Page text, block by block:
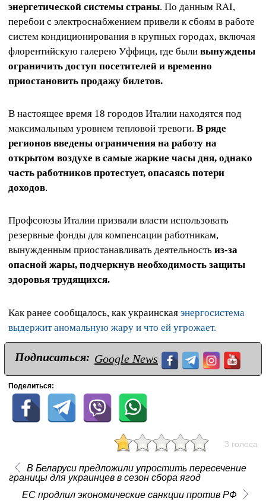
энергетической системы страны. По данным RAI,
перебои с электроснабжением привели к сбоям в работе
систем кондиционирования в крупных городах, включая
флорентийскую галерею Уффици, где были вынуждены
ограничить доступ посетителей и временно
приостановить продажу билетов.
В настоящее время 18 городов Италии находятся под
максимальным уровнем тепловой тревоги. В ряде
регионов введены ограничения на работу на
открытом воздухе в самые жаркие часы дня, однако
часть работников протестует, опасаясь потери
доходов.
Профсоюзы Италии призвали власти использовать
резервные фонды для компенсации работникам,
вынужденным приостанавливать деятельность из-за
опасной жары, подчеркнув необходимость защиты
здоровья трудящихся.
Как ранее сообщалось, как украинская энергосистема
выдержит аномальную жару и что ей угрожает.
Подписаться: Google News
Поделиться:
3 голоса
В Беларуси предложили упростить пересечение
границы для украинцев в сезон сбора ягод
ЕС продлил экономические санкции против РФ